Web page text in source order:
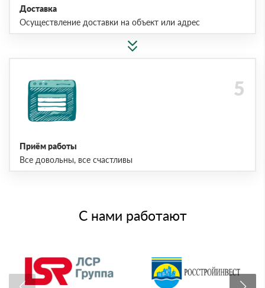
Доставка
Осуществление доставки на объект или адрес
Приём работы
Все довольны, все счастливы
С нами работают